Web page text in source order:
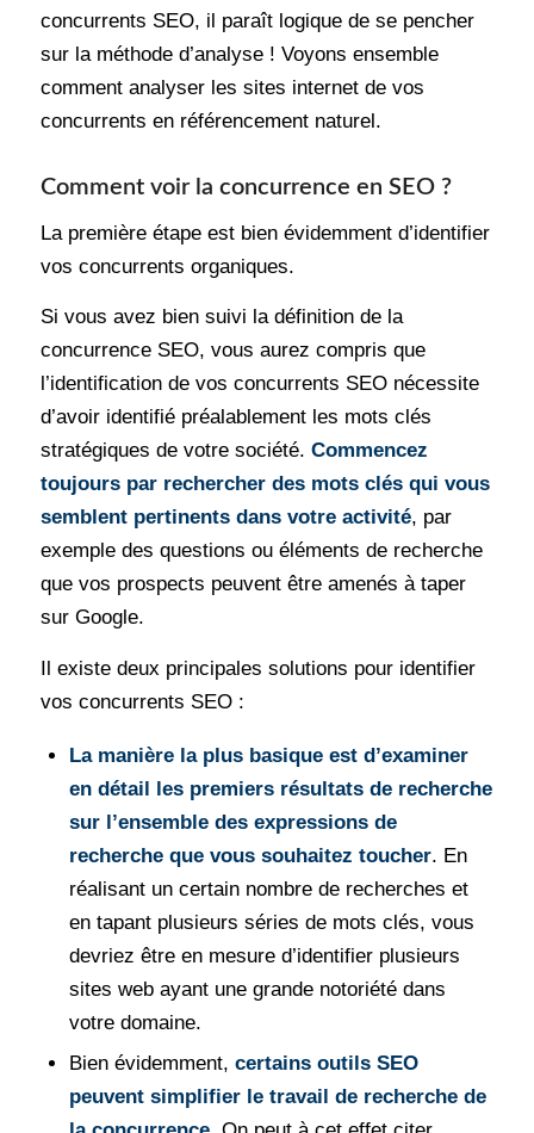
concurrents SEO, il paraît logique de se pencher
sur la méthode d’analyse ! Voyons ensemble
comment analyser les sites internet de vos
concurrents en référencement naturel.
Comment voir la concurrence en SEO ?
La première étape est bien évidemment d’identifier
vos concurrents organiques.
Si vous avez bien suivi la définition de la
concurrence SEO, vous aurez compris que
l’identification de vos concurrents SEO nécessite
d’avoir identifié préalablement les mots clés
stratégiques de votre société. Commencez
toujours par rechercher des mots clés qui vous
semblent pertinents dans votre activité, par
exemple des questions ou éléments de recherche
que vos prospects peuvent être amenés à taper
sur Google.
Il existe deux principales solutions pour identifier
vos concurrents SEO :
La manière la plus basique est d’examiner
en détail les premiers résultats de recherche
sur l’ensemble des expressions de
recherche que vous souhaitez toucher. En
réalisant un certain nombre de recherches et
en tapant plusieurs séries de mots clés, vous
devriez être en mesure d’identifier plusieurs
sites web ayant une grande notoriété dans
votre domaine.
Bien évidemment, certains outils SEO
peuvent simplifier le travail de recherche de